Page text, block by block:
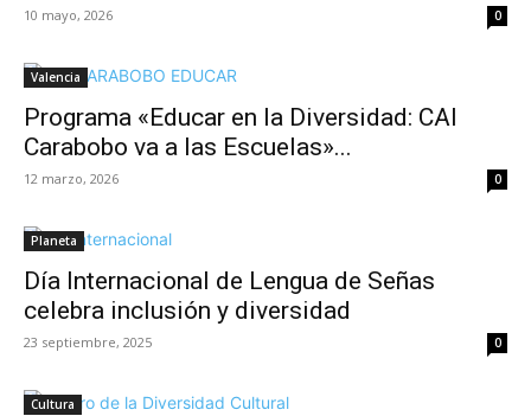
10 mayo, 2026 0
Valencia
Programa «Educar en la Diversidad: CAI
Carabobo va a las Escuelas»...
12 marzo, 2026 0
Planeta
Día Internacional de Lengua de Señas
celebra inclusión y diversidad
23 septiembre, 2025 0
Cultura